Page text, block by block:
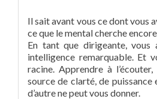
Il sait avant vous ce dont vous
ce que le mental cherche
En tant que dirigeante, vous
intelligence remarquable. Et
racine. Apprendre à
source de clarté, de puissance
d’autre ne peut vous donner.